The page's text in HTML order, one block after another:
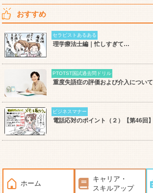
おすすめ
セラピストあるある
理学療法士編｜忙しすぎて…
PTOTST国試過去問ドリル
重度失語症の評価および介入について
ビジネスマナー
電話応対のポイント（２）【第46回】
ホーム
キャリア・
スキルアップ